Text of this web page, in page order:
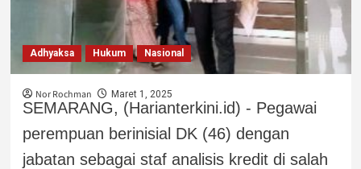
Adhyaksa Hukum Nasional
Nor Rochman Maret 1, 2025
SEMARANG, (Harianterkini.id) - Pegawai
perempuan berinisial DK (46) dengan
jabatan sebagai staf analisis kredit di salah